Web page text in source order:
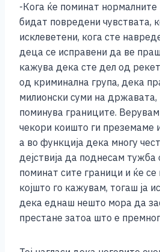
-Кога ќе поминат нормалните
бидат повредени чувствата,
исклеветени, кога сте
деца се исправени да ве
кажува дека сте дел од
од криминална група, дека
милионски суми на државата,
поминува границите.
чекори коишто ги преземаме
а во функција дека многу
дејствија да поднесам тужба
поминат сите граници и ќе се
којшто го кажувам, тогаш ја
дека еднаш нешто мора да
престане затоа што е